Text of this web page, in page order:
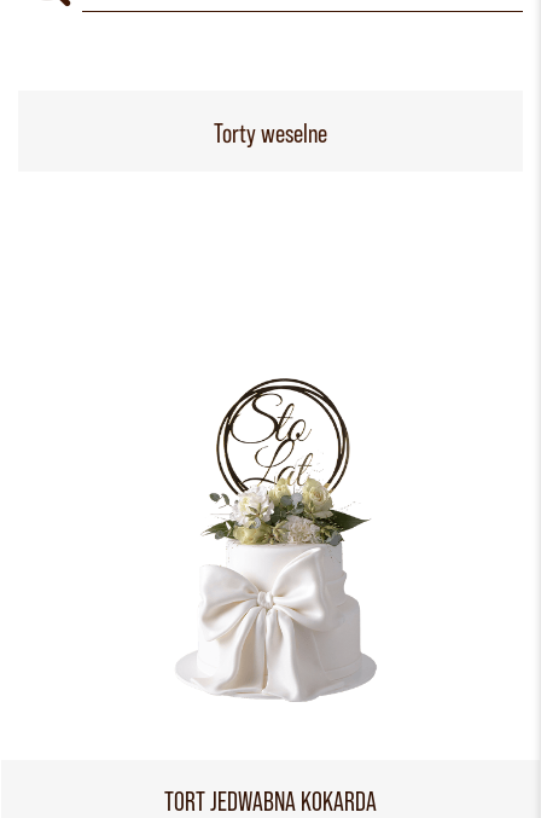
Torty weselne
TORT JEDWABNA KOKARDA